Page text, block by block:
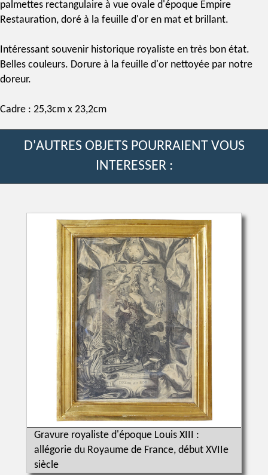
palmettes rectangulaire à vue ovale d'époque Empire
Restauration, doré à la feuille d'or en mat et brillant.
Intéressant souvenir historique royaliste en très bon état.
Belles couleurs. Dorure à la feuille d'or nettoyée par notre
doreur.
Cadre : 25,3cm x 23,2cm
D'AUTRES OBJETS POURRAIENT VOUS
INTERESSER :
Gravure royaliste d'époque Louis XIII :
allégorie du Royaume de France, début XVIIe
siècle